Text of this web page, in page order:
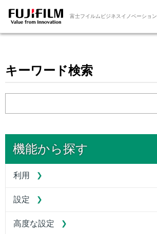
富士フイルムビジネスイノベーション
キーワード検索
機能から探す
利用
設定
高度な設定